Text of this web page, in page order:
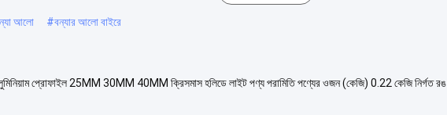
আলো #বন্যার আলো বাইরে
প্রোফাইল 25MM 30MM 40MM ক্রিসমাস হলিডে লাইট পণ্য পরামিতি পণ্যের ওজন (কেজি) 0.22 কেজি নির্গত রঙ